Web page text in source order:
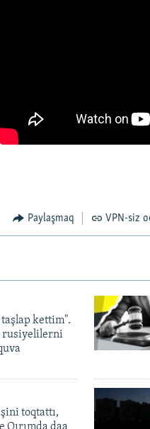
Paylaşmaq VPN-siz
kettim".
rusiyelilerni
toqtattı,
daa